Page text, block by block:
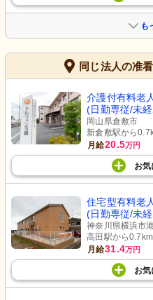
も
同じ法人の准
介護付有料老
(日勤専従/未
岡山県倉敷市
新倉敷駅から
月給20.5万円
お気
住宅型有料老
(日勤専従/未
神奈川県横浜市
高田駅から0.7km
月給31.4万円
お気